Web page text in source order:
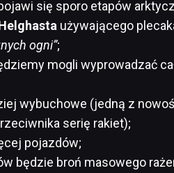
się sporo etapów
używającego
ogni”;
mogli wyprowadzać
wybuchowe (jedną z
serię rakiet);
pojazdów;
będzie broń masowego